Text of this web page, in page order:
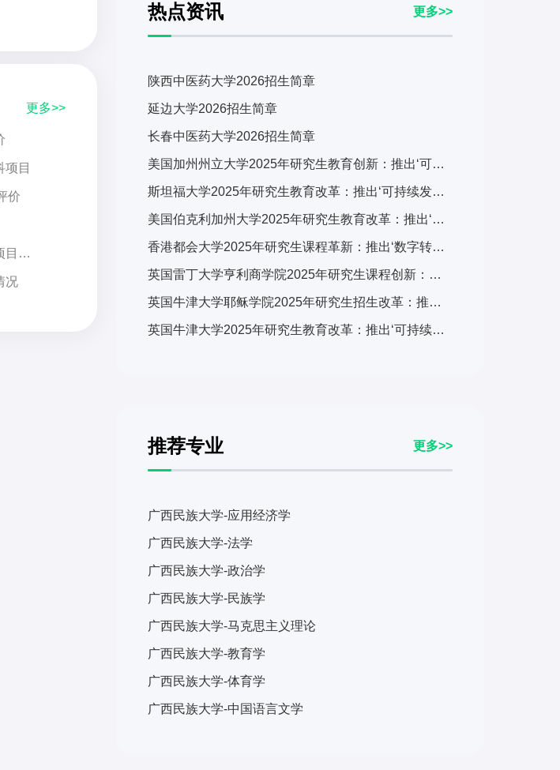
更多>>
项目
价
西南财经大学国际法学硕士项目评价
况
热点资讯 更多>>
陕西中医药大学2026招生简章
延边大学2026招生简章
长春中医药大学2026招生简章
美国加州州立大学2025年研究生教育创新：推出‘可持续发展与科技融合’跨学科计划，引发广泛关注
斯坦福大学2025年研究生教育改革：推出‘可持续发展与科技融合’跨学科计划，引发全球关注
美国伯克利加州大学2025年研究生教育改革：推出‘可持续发展与科技融合’交叉培养计划，引发学术界广泛关注
香港都会大学2025年研究生课程革新：推出‘数字转型与可持续发展’跨学科计划，引发广泛关注
英国雷丁大学亨利商学院2025年研究生课程创新：推出‘可持续金融与ESG’专项计划，引领商科教育新趋势
英国牛津大学耶稣学院2025年研究生招生改革：推出‘全球挑战’跨学科项目，引发国际教育界关注
英国牛津大学2025年研究生教育改革：推出‘可持续发展与全球挑战’交叉学科计划，引发国际教育界关注
推荐专业 更多>>
广西民族大学-应用经济学
广西民族大学-法学
广西民族大学-政治学
广西民族大学-民族学
广西民族大学-马克思主义理论
广西民族大学-教育学
广西民族大学-体育学
广西民族大学-中国语言文学